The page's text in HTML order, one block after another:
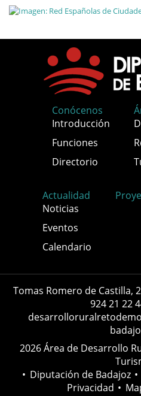
Conócenos
Introducción
Funciones
Directorio
Actualidad
Noticias
Eventos
Calendario
Tomas Romero de Castilla,
924 21 22
2026 Área de Desarrollo
• Diputación de Badajoz •
Privacidad •